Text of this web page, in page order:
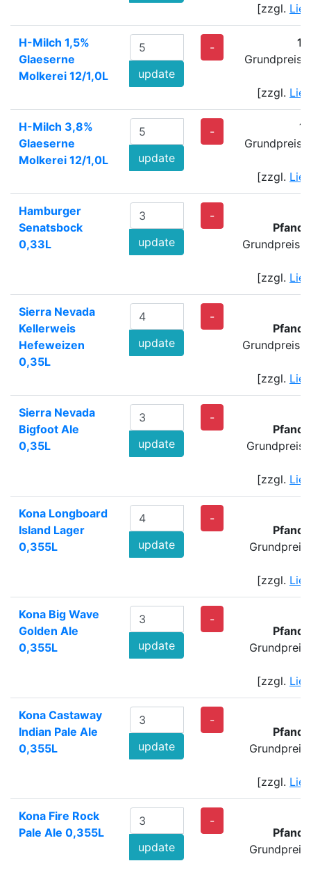
[zzgl.
H-Milch 1,5%
Glaeserne
Molkerei 12/1,0L
update
-
Grundpreis:
[zzgl.
H-Milch 3,8%
Glaeserne
Molkerei 12/1,0L
update
-
Grundpreis:
[zzgl.
Hamburger
Senatsbock
0,33L
update
-
Pfand:
Grundpreis:
[zzgl.
Sierra Nevada
Kellerweis
Hefeweizen
0,35L
update
-
Pfand:
Grundpreis:
[zzgl.
Sierra Nevada
Bigfoot Ale
0,35L
update
-
Pfand:
Grundpreis:
[zzgl.
Kona Longboard
Island Lager
0,355L
update
-
Pfand:
[zzgl.
Kona Big Wave
Golden Ale
0,355L
update
-
Pfand:
[zzgl.
Kona Castaway
Indian Pale Ale
0,355L
update
-
Pfand:
[zzgl.
Kona Fire Rock
Pale Ale 0,355L
update
-
Pfand: